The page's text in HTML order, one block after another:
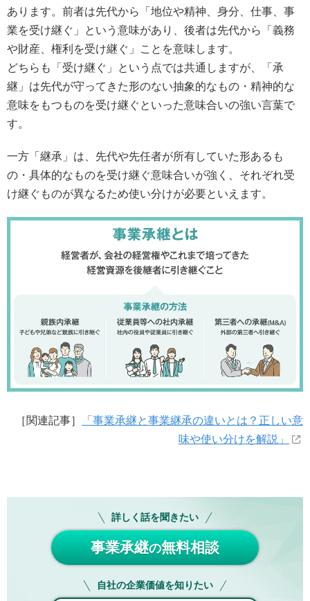
あります。前者は先代から「地位や精神、身分、仕事、事
業を受け継ぐ」という意味があり、後者は先代から「義務
や財産、権利を受け継ぐ」ことを意味します。
どちらも「受け継ぐ」という点では共通しますが、「承
継」は先代が守ってきた形のない抽象的なもの・精神的な
意味をもつものを受け継ぐといった意味合いの強い言葉で
す。
一方「継承」は、先代や先任者が所有していた形あるも
の・具体的なものを受け継ぐ意味合いが強く、それぞれ受
け継ぐものが異なるため使い分けが必要といえます。
［関連記事］
「事業承継と事業継承の違いとは？正しい意
味や使い分けを解説」
詳しく話を聞きたい
事業承継の無料相談
自社の企業価値を知りたい